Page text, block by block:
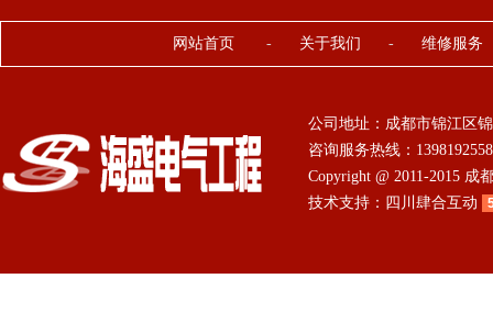
网站首页 - 关于我们 - 维修服务
公司地址：成都市锦江区
咨询服务热线：
Copyright @ 2011-2015
技术支持： 四川肆合互动